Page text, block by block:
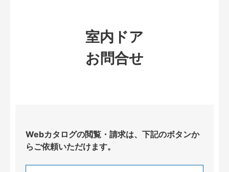
室内ドア
お問合せ
Webカタログの閲覧・請求は、下記のボタンか
らご依頼いただけます。